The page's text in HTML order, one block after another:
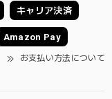
キャリア決済
Amazon Pay
お支払い方法について